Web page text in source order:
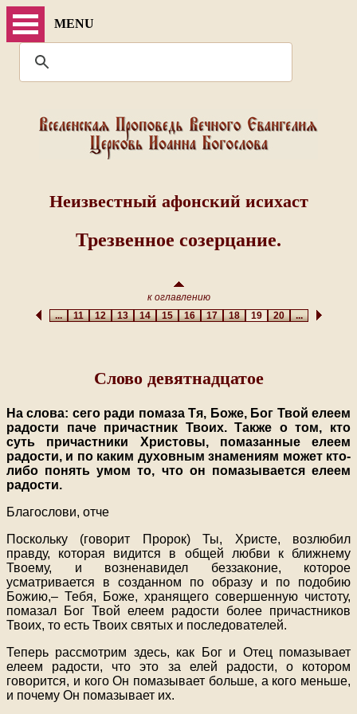
MENU
Неизвестный афонский исихаст
Трезвенное созерцание.
к оглавлению
...1112131415161718 19 20...
Слово девятнадцатое
На слова: сего ради помаза Тя, Боже, Бог Твой елеем
радости паче причастник Твоих. Также о том, кто
суть причастники Христовы, помазанные елеем
радости, и по каким духовным знамениям может кто-
либо понять умом то, что он помазывается елеем
радости.
Благослови, отче
Поскольку (говорит Пророк) Ты, Христе, возлюбил
правду, которая видится в общей любви к ближнему
Твоему, и возненавидел беззаконие, которое
усматривается в созданном по образу и по подобию
Божию,– Тебя, Боже, хранящего совершенную чистоту,
помазал Бог Твой елеем радости более причастников
Твоих, то есть Твоих святых и последователей.
Теперь рассмотрим здесь, как Бог и Отец помазывает
елеем радости, что это за елей радости, о котором
говорится, и кого Он помазывает больше, а кого меньше,
и почему Он помазывает их.